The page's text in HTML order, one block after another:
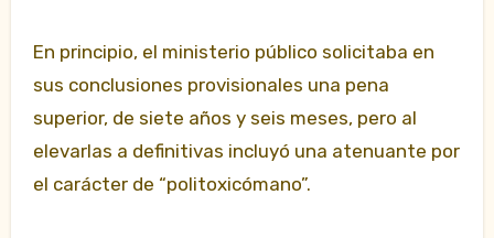
En principio, el ministerio público solicitaba en
sus conclusiones provisionales una pena
superior, de siete años y seis meses, pero al
elevarlas a definitivas incluyó una atenuante por
el carácter de “politoxicómano”.